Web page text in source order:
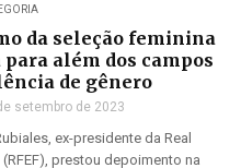
da seleção feminina
além dos campos
de gênero
setembro de 2023
ex-presidente da Real
prestou depoimento na